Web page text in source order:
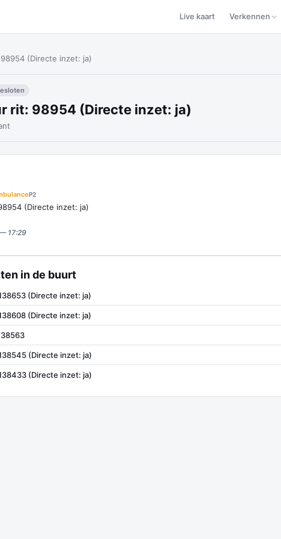
Live kaart Verkennen
(Directe inzet: ja)
rit: 98954 (Directe inzet: ja)
P2
(Directe inzet: ja)
17:29
in de buurt
(Directe inzet: ja)
(Directe inzet: ja)
(Directe inzet: ja)
(Directe inzet: ja)